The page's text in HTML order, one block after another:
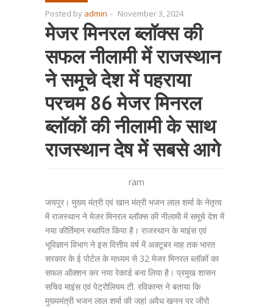
Posted by admin - November 3, 2024
मेजर मिनरल ब्लॉक्स की
सफल नीलामी में राजस्थान
ने समूचे देश में पहराया
परचम 86 मेजर मिनरल
ब्लॉकों की नीलामी के साथ
राजस्थान देष मेें सबसे आगे
ram
जयपुर। मुख्य मंत्री एवं खान मंत्री भजन लाल शर्मा के नेतृत्व
में राजस्थान ने मेजर मिनरल ब्लॉक्स की नीलामी में समूचे देश में
नया कीर्तिमान स्थापित किया है। राजस्थान के माइंस एवं
भूविज्ञान विभाग ने इस वित्तीय वर्ष में अक्टूबर माह तक भारत
सरकार के ई पोर्टल के माध्यम से 32 मेजर मिनरल ब्लॉकों का
सफल ऑक्शन कर नया रेकार्ड बना लिया है। प्रमुख शासन
सचिव माइंस एवं पेट्रोलियम टी. रविकान्त ने बताया कि
मुख्यमंत्री भजन लाल शर्मा की जहां अवैध खनन पर जीरो